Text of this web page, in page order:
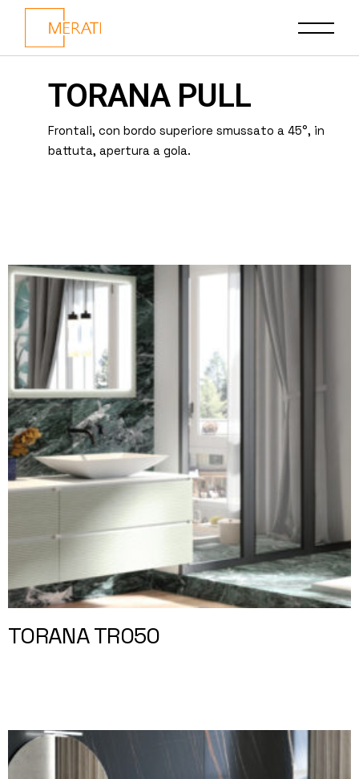
TORANA PULL
Frontali, con bordo superiore smussato a 45°, in
battuta, apertura a gola.
TORANA TR050